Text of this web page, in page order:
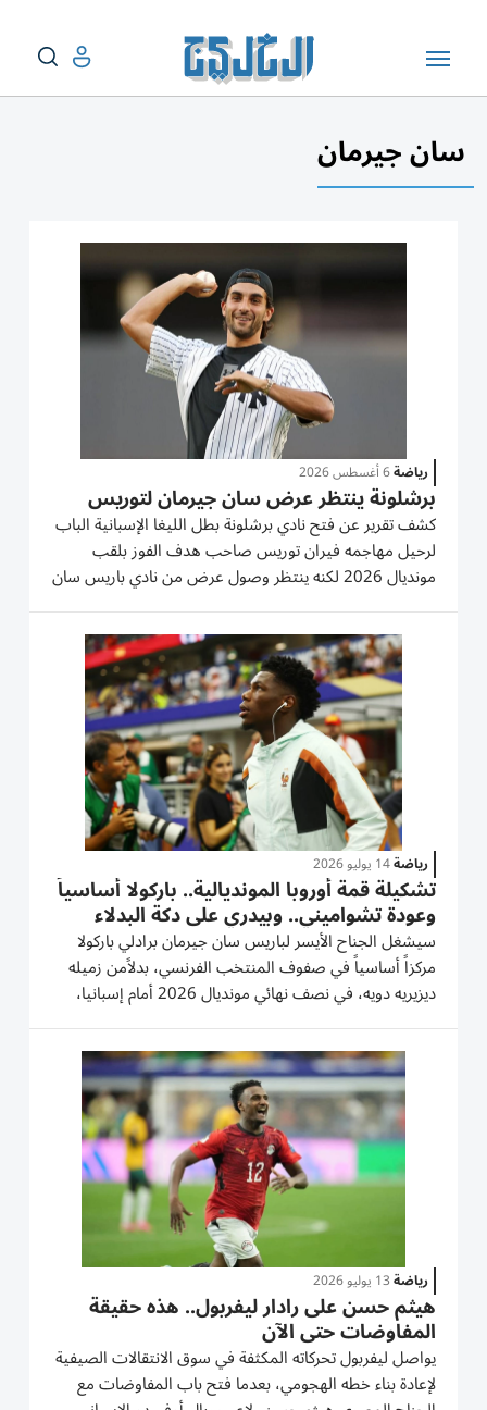
سان جيرمان
رياضة6 أغسطس 2026
برشلونة ينتظر عرض سان جيرمان لتوريس
كشف تقرير عن فتح نادي برشلونة بطل الليغا الإسبانية الباب
لرحيل مهاجمه فيران توريس صاحب هدف الفوز بلقب
مونديال 2026 لكنه ينتظر وصول عرض من نادي باريس سان
جيرمان بطل أوروبا. ولمح توريس أكثر من مرة لإمكانية رحيله
عن النادي أثناء إجازته في الولايات المتحدة الأمريكية، وأكدت
مصادر...
رياضة14 يوليو 2026
تشكيلة قمة أوروبا المونديالية.. باركولا أساسياً
وعودة تشواميني.. وبيدري على دكة البدلاء
سيشغل الجناح الأيسر لباريس سان جيرمان برادلي باركولا
مركزاً أساسياً في صفوف المنتخب الفرنسي، بدلاًمن زميله
ديزيريه دويه، في نصف نهائي مونديال 2026 أمام إسبانيا،
الثلاثاء في دالاس. وفضّل المدرب ديدييه ديشان الاعتماد
على سرعة اللاعب السابق لليون بدلاً من المهارات الفنية
التي...
رياضة13 يوليو 2026
هيثم حسن على رادار ليفربول.. هذه حقيقة
المفاوضات حتى الآن
يواصل ليفربول تحركاته المكثفة في سوق الانتقالات الصيفية
لإعادة بناء خطه الهجومي، بعدما فتح باب المفاوضات مع